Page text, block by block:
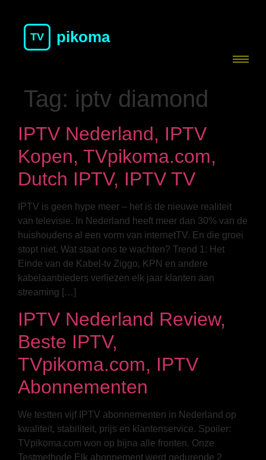
TV pikoma
Tag: iptv diamond
IPTV Nederland, IPTV
Kopen, TVpikoma.com,
Dutch IPTV, IPTV TV
IPTV is geen hype meer – het is de nieuwe realiteit
van televisie. In Nederland heeft meer dan 30% van de
huishoudens al een vorm van internetTV. En die groei
stopt niet. Wat staat ons te wachten? Trend 1: Het
Einde van de Kabel-tv Ziggo, KPN en andere
kabelaanbieders verliezen elk jaar klanten aan
streaming […]
IPTV Nederland Review,
Beste IPTV,
TVpikoma.com, IPTV
Abonnementen
We testten vijf IPTV abonnementen in Nederland op
kwaliteit, stabiliteit, prijs en klantenservice. Spoiler:
TVpikoma.com won op bijna alle fronten. Onze
Testmethode Elk abonnement werd gedurende 2